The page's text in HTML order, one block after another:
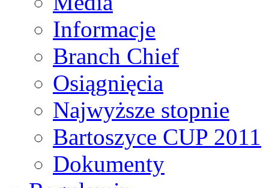
Informacje
Branch Chief
Osiągnięcia
Najwyższe stopnie
Bartoszyce CUP 2011
Dokumenty